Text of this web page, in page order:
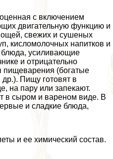
с включением
двигательную функцию и
свежих и сушеных
кисломолочных напитков и
усиливающие
и отрицательно
пищеварения (богатые
Пищу готовят в
на пару или запекают.
в сыром и вареном виде. В
и сладкие блюда,
и ее химический состав.